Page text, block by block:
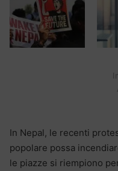
In Nepal, le recenti
popolare possa
le piazze si riempiono